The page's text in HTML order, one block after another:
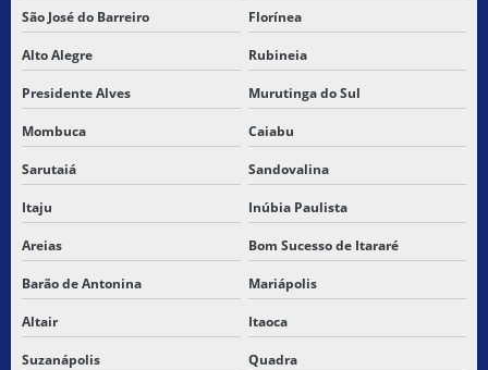
São José do Barreiro Florínea
Alto Alegre Rubineia
Presidente Alves Murutinga do Sul
Mombuca Caiabu
Sarutaiá Sandovalina
Itaju Inúbia Paulista
Areias Bom Sucesso de Itararé
Barão de Antonina Mariápolis
Altair Itaoca
Suzanápolis Quadra